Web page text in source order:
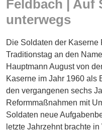
Energie
gfrogt
Zonen
Podcast
Feldbach | Auf
unterwegs
Die Soldaten der
Traditionstag an den
Hauptmann August von
Kaserne im Jahr 1960 als
den vergangenen sechs
Reformmaßnahmen mit
Soldaten neue
letzte Jahrzehnt brachte